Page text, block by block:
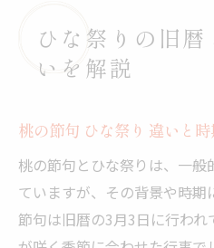
ひな祭りの旧
いを解説
桃の節句 ひな祭り 違いと
桃の節句とひな祭りは、一
ていますが、その背景や時期
節句は旧暦の3月3日に行わ